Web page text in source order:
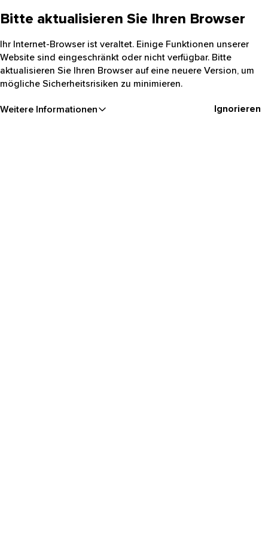
Bitte aktualisieren Sie Ihren Browser
Ihr Internet-Browser ist veraltet. Einige Funktionen unserer
Website sind eingeschränkt oder nicht verfügbar. Bitte
aktualisieren Sie Ihren Browser auf eine neuere Version, um
mögliche Sicherheitsrisiken zu minimieren.
Weitere Informationen Ignorieren